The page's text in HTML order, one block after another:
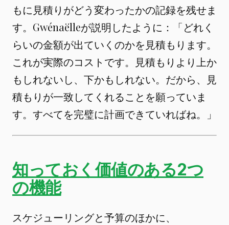
もに見積りがどう変わったかの記録を残せま
す。Gwénaëlleが説明したように：「どれく
らいの金額が出ていくのかを見積もります。
これが実際のコストです。見積もりより上か
もしれないし、下かもしれない。だから、見
積もりが一致してくれることを願っていま
す。すべてを完璧に計画できていればね。」
知っておく価値のある2つ
の機能
スケジューリングと予算のほかに、